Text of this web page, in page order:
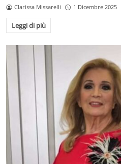
Clarissa Missarelli 1 Dicembre 2025
Leggi di più